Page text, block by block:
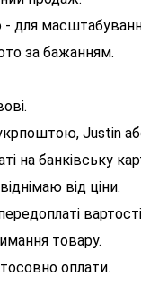
- для
за бажанням.
Justin
банківську
від ціни.
товару.
оплати.